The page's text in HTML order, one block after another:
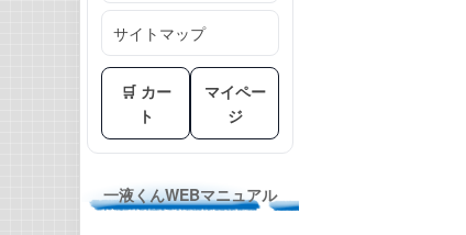
サイトマップ
🛒 カー
ト
マイペー
ジ
一液くんWEBマニュアル